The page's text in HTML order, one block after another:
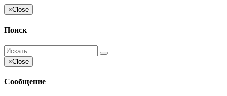
×Close
Поиск
×Close
Сообщение